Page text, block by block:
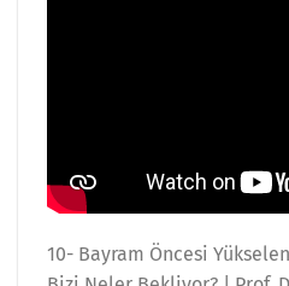
10- Bayram Öncesi